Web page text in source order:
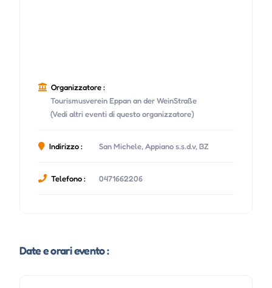
Organizzatore :
Tourismusverein Eppan an der WeinStraße
(Vedi altri eventi di questo organizzatore)
Indirizzo : San Michele, Appiano s.s.d.v, BZ
Telefono : 0471662206
Date e orari evento :